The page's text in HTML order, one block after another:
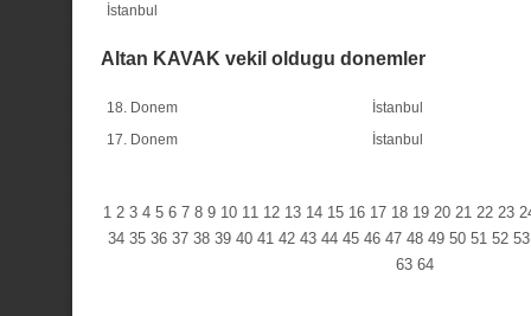
İstanbul
Altan KAVAK vekil oldugu donemler
18. Donem
İstanbul
17. Donem
İstanbul
1 2 3 4 5 6 7 8 9 10 11 12 13 14 15 16 17 18 19 20 21 22 23
34 35 36 37 38 39 40 41 42 43 44 45 46 47 48 49 50 51 52 53
63 64